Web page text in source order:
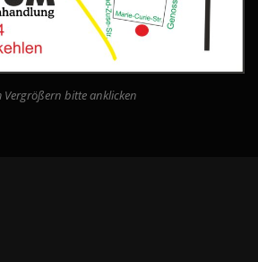
Vergrößern bitte anklicken